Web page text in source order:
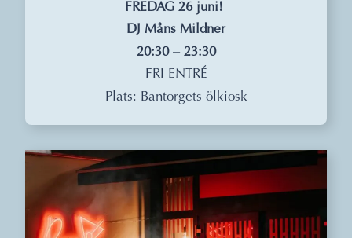
FREDAG 26 juni!
DJ Måns Mildner
20:30 – 23:30
FRI ENTRÉ
Plats: Bantorgets ölkiosk